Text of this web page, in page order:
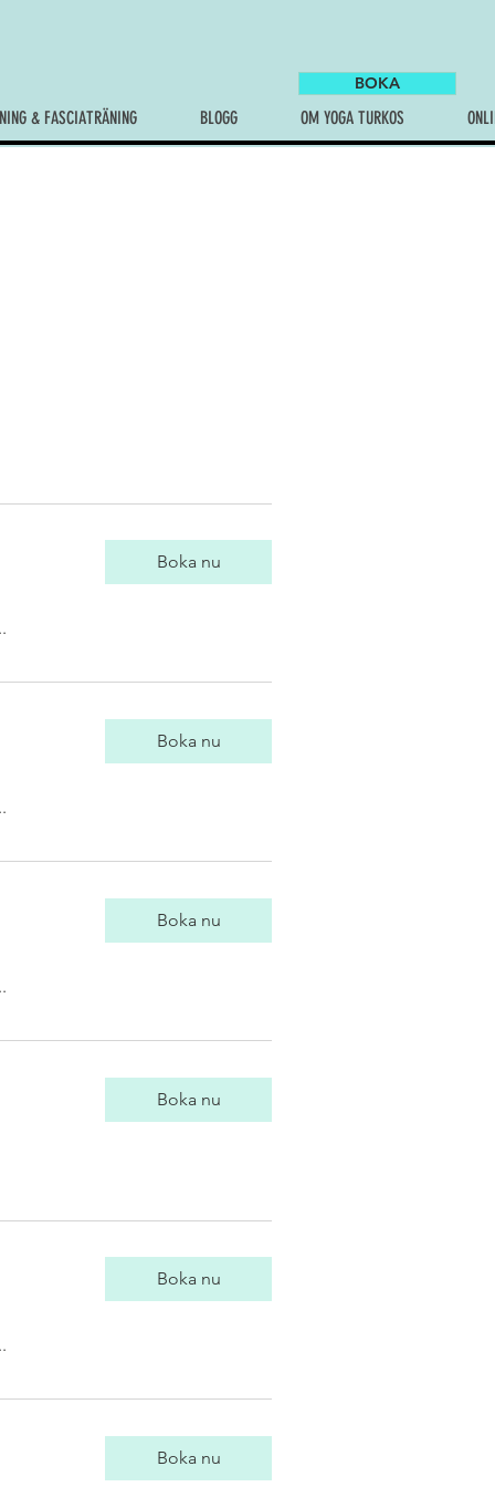
BOKA
& FASCIATRÄNING BLOGG OM YOGA TURKOS
Boka nu
Boka nu
Boka nu
Boka nu
Boka nu
Boka nu